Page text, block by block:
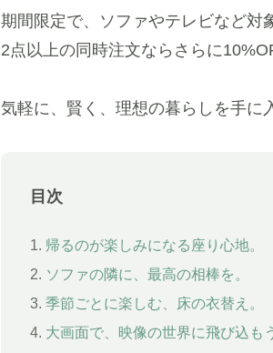
期間限定で、ソファやテレビなど対
2点以上の同時注文ならさらに
気軽に、賢く、理想の暮らしを手に
目次
1. 帰るのが楽しみになる座り心地。
2. ソファの隣に、最高の相棒を。
3. 季節ごとに楽しむ、床の衣替え。
4. 大画面で、映像の世界に飛び込も